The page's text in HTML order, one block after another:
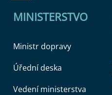
MINISTERSTVO
Ministr dopravy
Úřední deska
Vedení ministerstva